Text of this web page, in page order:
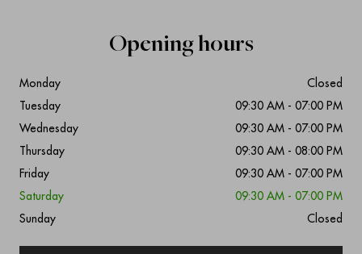
Opening hours
Monday
Closed
Tuesday
09:30 AM - 07:00 PM
Wednesday
09:30 AM - 07:00 PM
Thursday
09:30 AM - 08:00 PM
Friday
09:30 AM - 07:00 PM
Saturday
09:30 AM - 07:00 PM
Sunday
Closed